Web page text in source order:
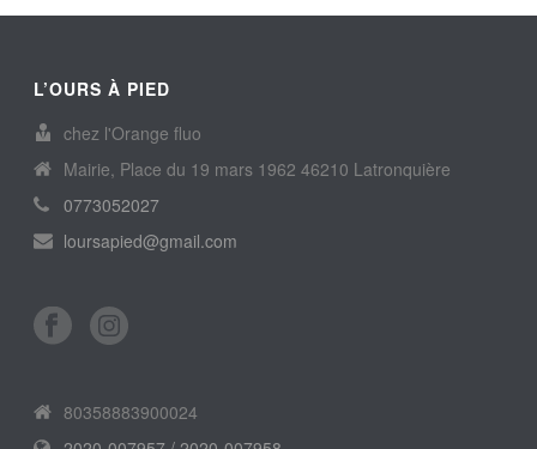
L’OURS À PIED
chez l'Orange fluo
Mairie, Place du 19 mars 1962 46210 Latronquière
0773052027
loursapied@gmail.com
80358883900024